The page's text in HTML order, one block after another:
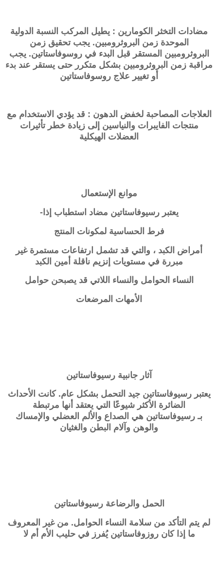
مضادات التخثر الكومارين : يطيل المركب النسبة الدولية
الموحدة زمن البروثرومبين. يجب تحقيق زمن
البروثرومبين المستقر قبل البدء فيروسوفاستاتين. يجب
مراقبة زمن البروثرومبين بشكل متكرر حتى يستقر عند بدء
أو تغيير علاج روسوفاستاتين
العلاجات المصاحبة لخفض الدهون : قد يؤدي الاستخدام مع
منتجات الفايبرات والنياسين إلى زيادة خطر تأثيرات
العضلات الهيكلية
موانع الإستعمال
يعتبر رسيوفاستاتين مضاد استطباب إذا-
فرط الحساسية لمكونات المنتج
أمراض الكبد ، والتي قد تشمل ارتفاعات مستمرة غير
مبررة في مستويات إنزيم ناقلة أمين الكبد
النساء الحوامل والنساء اللاتي قد يصبحن حوامل
الأمهات المرضعات
آثار جانبية رسيوفاستاتين
يعتبر رسيوفاستاتين جيد التحمل بشكل عام. كانت الأحداث
الضائرة الأكثر شيوعًا التي يعتقد أنها مرتبطة
بـ رسيوفاستاتين هي الصداع والألم العضلي والإمساك
والوهن وآلام البطن والغثيان
الحمل والرضاعةرسيوفاستاتين
لم يتم التأكد من سلامة النساء الحوامل. من غير المعروف
ما إذا كان روزوفاستاتين يُفرز في حليب الأم أم لا